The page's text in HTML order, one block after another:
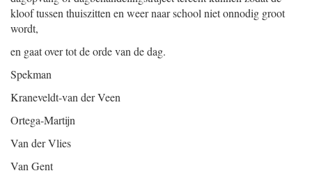
kloof tussen thuiszitten en weer naar school niet onnodig groot
wordt,
en gaat over tot de orde van de dag.
Spekman
Kraneveldt-van der Veen
Ortega-Martijn
Van der Vlies
Van Gent